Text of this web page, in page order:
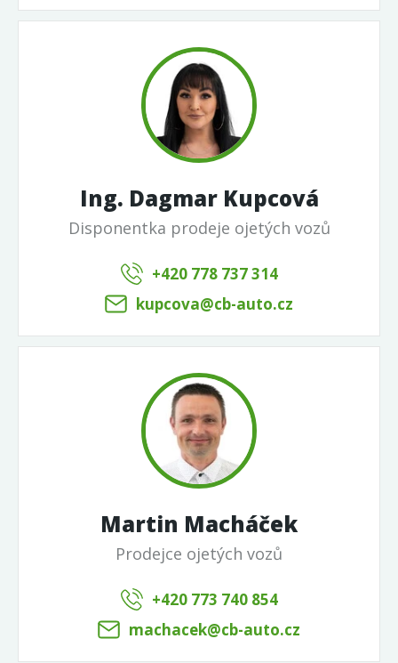
Ing. Dagmar Kupcová
Disponentka prodeje ojetých vozů
+420 778 737 314
kupcova@cb-auto.cz
Martin Macháček
Prodejce ojetých vozů
+420 773 740 854
machacek@cb-auto.cz